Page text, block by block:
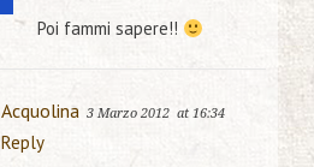
Poi fammi sapere!!
Acquolina 3 Marzo 2012 at 16:34
Reply